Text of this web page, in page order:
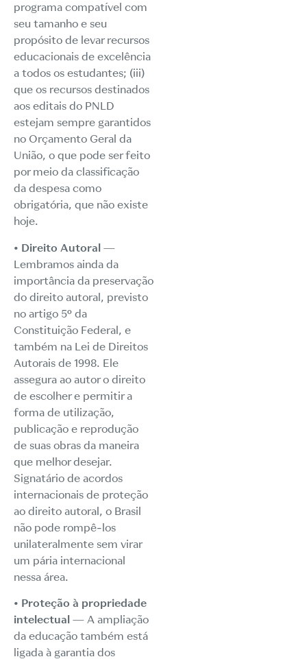
programa compatível com
seu tamanho e seu
propósito de levar recursos
educacionais de excelência
a todos os estudantes; (iii)
que os recursos destinados
aos editais do PNLD
estejam sempre garantidos
no Orçamento Geral da
União, o que pode ser feito
por meio da classificação
da despesa como
obrigatória, que não existe
hoje.
• Direito Autoral —
Lembramos ainda da
importância da preservação
do direito autoral, previsto
no artigo 5º da
Constituição Federal, e
também na Lei de Direitos
Autorais de 1998. Ele
assegura ao autor o direito
de escolher e permitir a
forma de utilização,
publicação e reprodução
de suas obras da maneira
que melhor desejar.
Signatário de acordos
internacionais de proteção
ao direito autoral, o Brasil
não pode rompê-los
unilateralmente sem virar
um pária internacional
nessa área.
• Proteção à propriedade
intelectual — A ampliação
da educação também está
ligada à garantia dos